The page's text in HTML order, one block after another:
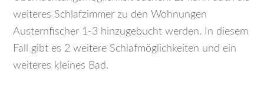
weiteres Schlafzimmer zu den Wohnungen
Austernfischer 1-3 hinzugebucht werden. In diesem
Fall gibt es 2 weitere Schlafmöglichkeiten und ein
weiteres kleines Bad.